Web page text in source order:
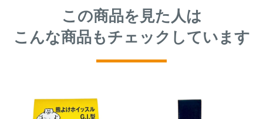
この商品を見た人は
こんな商品もチェックしています